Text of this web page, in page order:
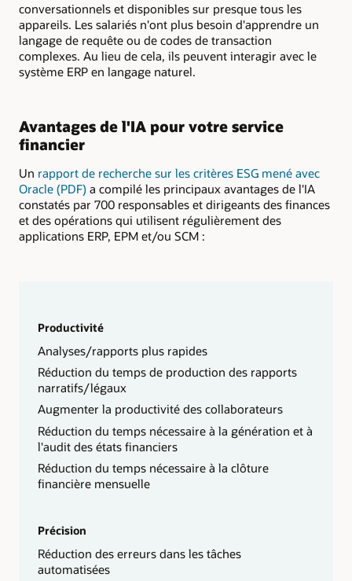
conversationnels et disponibles sur presque tous les
appareils. Les salariés n'ont plus besoin d'apprendre un
langage de requête ou de codes de transaction
complexes. Au lieu de cela, ils peuvent interagir avec le
système ERP en langage naturel.
Avantages de l'IA pour votre service
financier
Un rapport de recherche sur les critères ESG mené avec
Oracle (PDF) a compilé les principaux avantages de l'IA
constatés par 700 responsables et dirigeants des finances
et des opérations qui utilisent régulièrement des
applications ERP, EPM et/ou SCM :
Productivité
Analyses/rapports plus rapides
Réduction du temps de production des rapports
narratifs/légaux
Augmenter la productivité des collaborateurs
Réduction du temps nécessaire à la génération et à
l'audit des états financiers
Réduction du temps nécessaire à la clôture
financière mensuelle
Précision
Réduction des erreurs dans les tâches
automatisées